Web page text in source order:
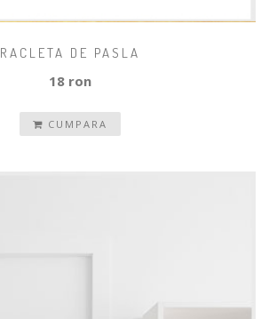
RACLETA DE PASLA
18 ron
CUMPARA